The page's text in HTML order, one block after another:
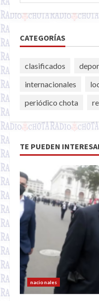
CATEGORÍAS
clasificados
internacionales
periódico chota
TE PUEDEN
nacionales